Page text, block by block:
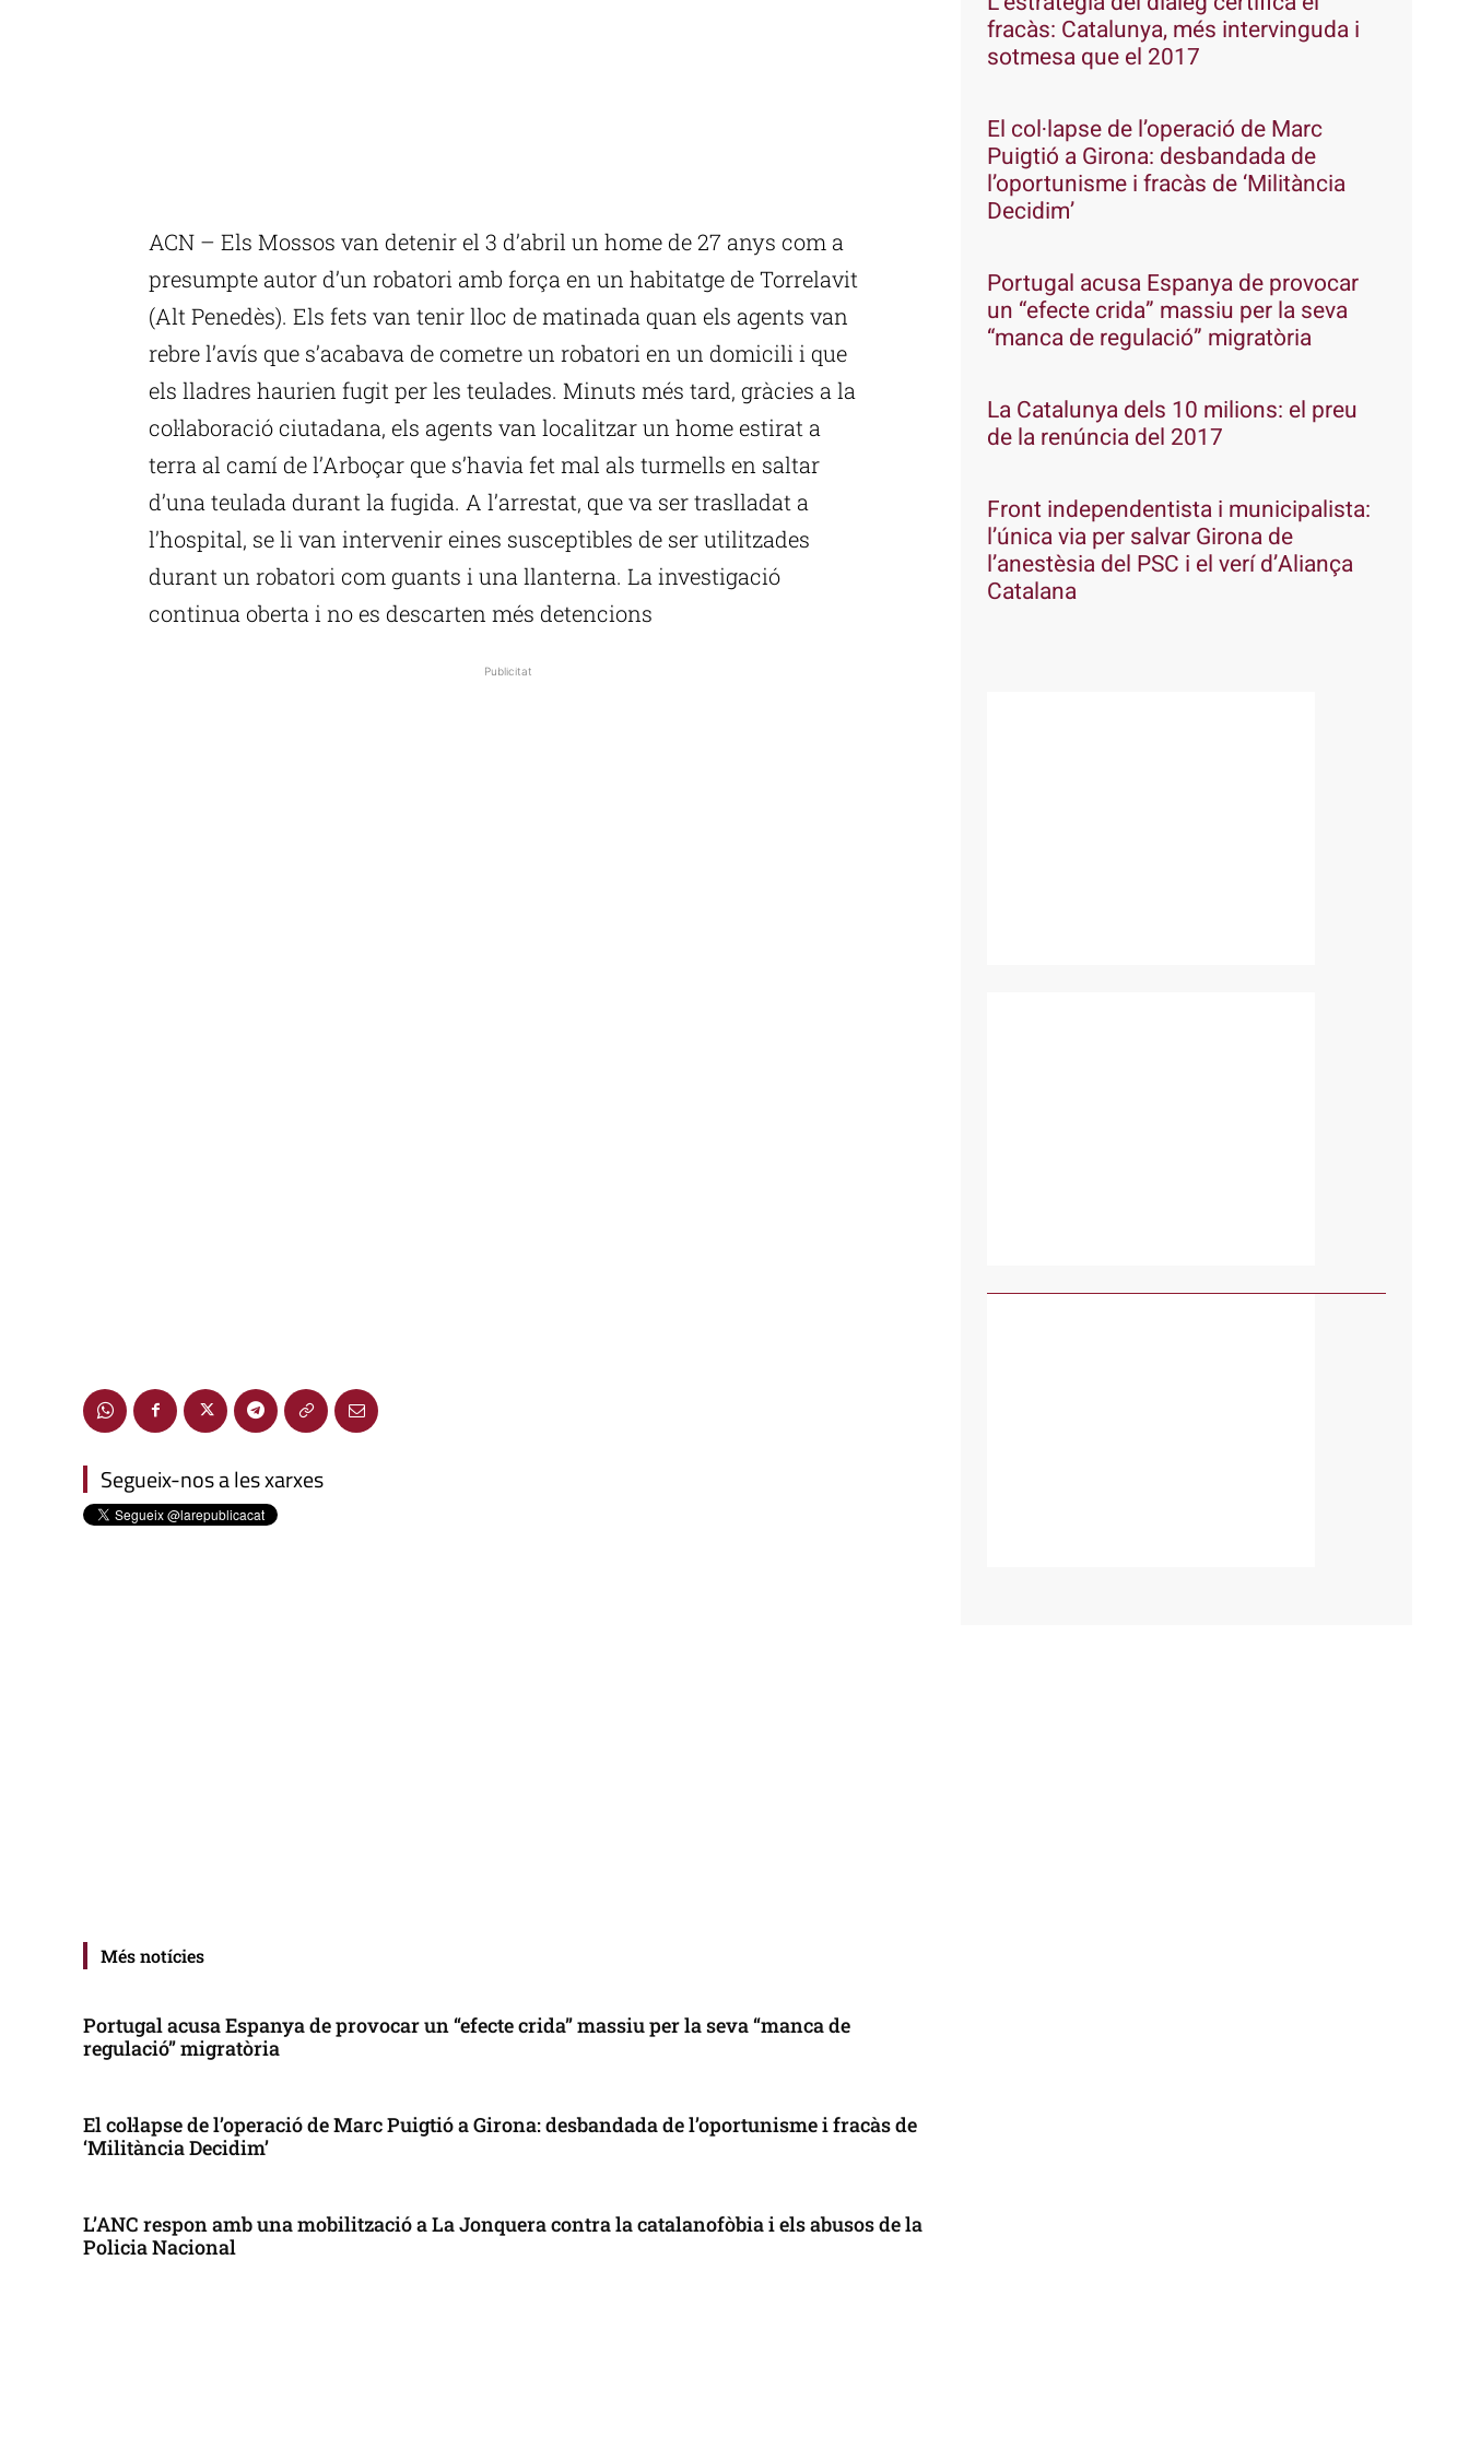
ACN – Els Mossos van detenir el 3 d’abril un home de 27 anys com a
presumpte autor d’un robatori amb força en un habitatge de Torrelavit
(Alt Penedès). Els fets van tenir lloc de matinada quan els agents van
rebre l’avís que s’acabava de cometre un robatori en un domicili i que
els lladres haurien fugit per les teulades. Minuts més tard, gràcies a la
col·laboració ciutadana, els agents van localitzar un home estirat a
terra al camí de l’Arboçar que s’havia fet mal als turmells en saltar
d’una teulada durant la fugida. A l’arrestat, que va ser traslladat a
l’hospital, se li van intervenir eines susceptibles de ser utilitzades
durant un robatori com guants i una llanterna. La investigació
continua oberta i no es descarten més detencions
Publicitat
Segueix-nos a les xarxes
Més notícies
Portugal acusa Espanya de provocar un “efecte crida” massiu per la seva “manca de
regulació” migratòria
El col·lapse de l’operació de Marc Puigtió a Girona: desbandada de l’oportunisme i fracàs de
‘Militància Decidim’
L’ANC respon amb una mobilització a La Jonquera contra la catalanofòbia i els abusos de la
Policia Nacional
fracàs: Catalunya, més intervinguda i
sotmesa que el 2017
El col·lapse de l’operació de Marc
Puigtió a Girona: desbandada de
l’oportunisme i fracàs de ‘Militància
Decidim’
Portugal acusa Espanya de provocar
un “efecte crida” massiu per la seva
“manca de regulació” migratòria
La Catalunya dels 10 milions: el preu
de la renúncia del 2017
Front independentista i municipalista:
l’única via per salvar Girona de
l’anestèsia del PSC i el verí d’Aliança
Catalana